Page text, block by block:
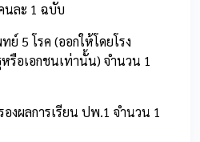
นละ 1 ฉบับ
ย์ 5 โรค (ออกให้โดยโรง
รือเอกชนเท่านั้น) จำนวน 1
องผลการเรียน ปพ.1 จำนวน 1